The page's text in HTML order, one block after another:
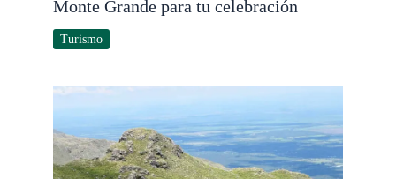
Monte Grande para tu celebración
Turismo